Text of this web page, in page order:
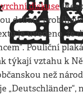
diskuse
debatu
je uvedeno, že
Pouliční
týkají vztahu k
než
„Deutschländer“,